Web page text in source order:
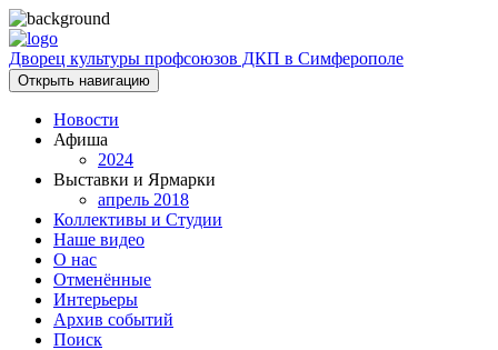
Дворец культуры профсоюзов ДКП в Симферополе
Открыть навигацию
Новости
Афиша
2024
Выставки и Ярмарки
апрель 2018
Коллективы и Студии
Наше видео
О нас
Отменённые
Интерьеры
Архив событий
Поиск